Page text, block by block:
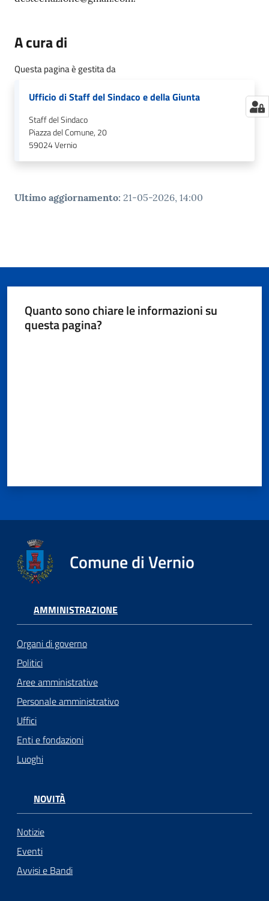
A cura di
Questa pagina è gestita da
Ufficio di Staff del Sindaco e della Giunta
Staff del Sindaco
Piazza del Comune, 20
59024Vernio
Ultimo aggiornamento: 21-05-2026, 14:00
Quanto sono chiare le informazioni su
questa pagina?
Comune di Vernio
AMMINISTRAZIONE
Organi di governo
Politici
Aree amministrative
Personale amministrativo
Uffici
Enti e fondazioni
Luoghi
NOVITÀ
Notizie
Eventi
Avvisi e Bandi